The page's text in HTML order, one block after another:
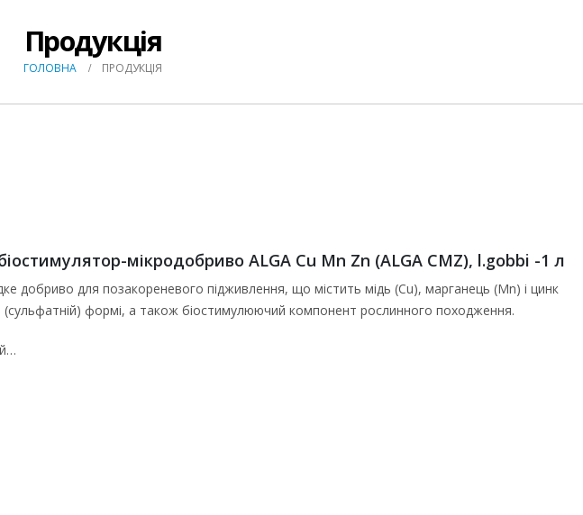
Продукція
ГОЛОВНА ПРОДУКЦІЯ
мікродобриво ALGA Cu Mn Zn (ALGA CMZ), l.gobbi -1 л
добриво для позакореневого підживлення, що містить мідь (Cu), марганець (Mn) і цинк
(сульфатній) формі, а також біостимулюючий компонент рослинного походження.